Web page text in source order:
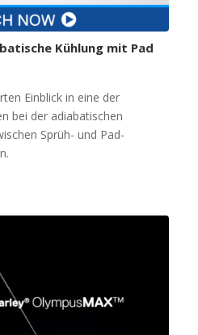
Kühlung mit Pad
Einblick in eine der
bei der adiabatischen
Sprüh- und Pad-